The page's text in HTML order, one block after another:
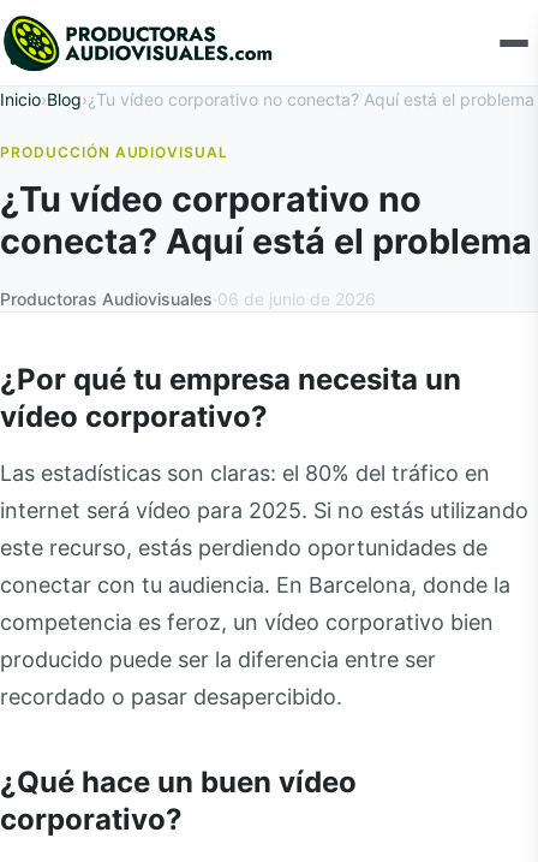
Inicio›Blog›¿Tu vídeo corporativo no conecta? Aquí está el problema
PRODUCCIÓN AUDIOVISUAL
¿Tu vídeo corporativo no
conecta? Aquí está el problema
Productoras Audiovisuales·06 de junio de 2026
¿Por qué tu empresa necesita un
vídeo corporativo?
Las estadísticas son claras: el 80% del tráfico en
internet será vídeo para 2025. Si no estás utilizando
este recurso, estás perdiendo oportunidades de
conectar con tu audiencia. En Barcelona, donde la
competencia es feroz, un vídeo corporativo bien
producido puede ser la diferencia entre ser
recordado o pasar desapercibido.
¿Qué hace un buen vídeo
corporativo?